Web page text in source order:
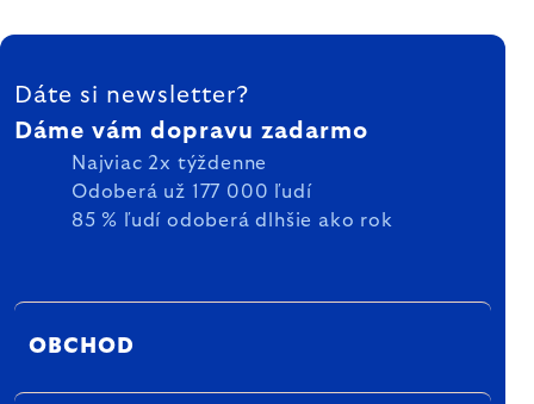
ZÁPÄTIE
Dáte si newsletter?
Dáme vám dopravu zadarmo
Najviac 2x týždenne
Odoberá už 177 000 ľudí
85 % ľudí odoberá dlhšie ako rok
OBCHOD